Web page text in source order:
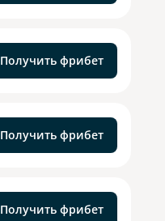
Получить фрибет
Получить фрибет
Получить фрибет